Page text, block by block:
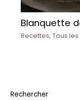
Blanquette
Recettes, Tous
Rechercher